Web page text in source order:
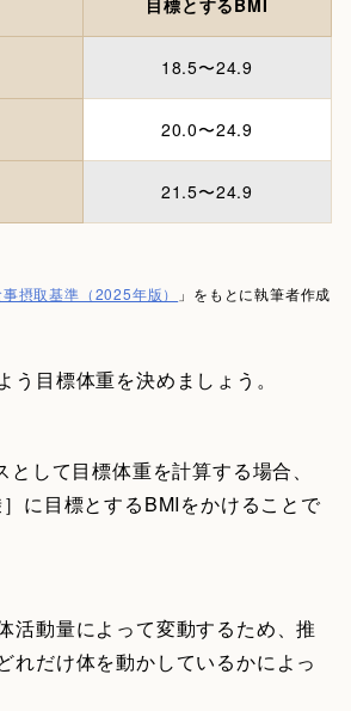
目標とするBMI
18.5〜24.9
20.0〜24.9
21.5〜24.9
摂取基準（2025年版） 」をもとに執筆者作成
う目標体重を決めましょう。
として目標体重を計算する場合、
］に目標とするBMIをかけることで
活動量によって変動するため、推
れだけ体を動かしているかによっ